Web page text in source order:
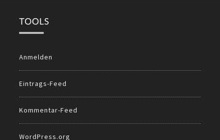
TOOLS
Anmelden
Eintrags-Feed
Kommentar-Feed
WordPress.org